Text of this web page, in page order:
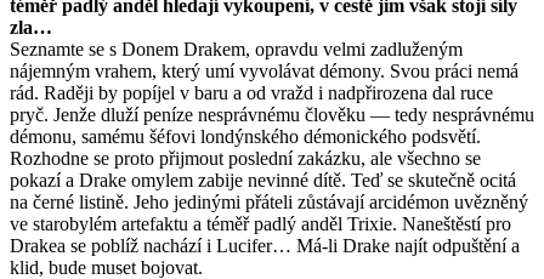
téměř padlý anděl hledají vykoupení, v cestě jim však stojí síly
zla…
Seznamte se s Donem Drakem, opravdu velmi zadluženým
nájemným vrahem, který umí vyvolávat démony. Svou práci nemá
rád. Raději by popíjel v baru a od vražd i nadpřirozena dal ruce
pryč. Jenže dluží peníze nesprávnému člověku — tedy nesprávnému
démonu, samému šéfovi londýnského démonického podsvětí.
Rozhodne se proto přijmout poslední zakázku, ale všechno se
pokazí a Drake omylem zabije nevinné dítě. Teď se skutečně ocitá
na černé listině. Jeho jedinými přáteli zůstávají arcidémon uvězněný
ve starobylém artefaktu a téměř padlý anděl Trixie. Naneštěstí pro
Drakea se poblíž nachází i Lucifer… Má‑li Drake najít odpuštění a
klid, bude muset bojovat.